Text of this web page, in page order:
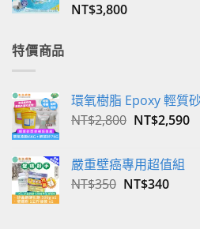
NT$3,800
特價商品
環氧樹脂 Epoxy 輕質
NT$2,800 原
格：
NT$2,800。
NT$2,590目
嚴重壁癌專用超值組
NT$350 原
NT$340目